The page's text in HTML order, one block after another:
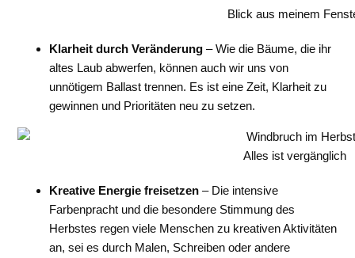
Blick aus meinem
Klarheit durch Veränderung – Wie die Bäume, die ihr
altes Laub abwerfen, können auch wir uns von
unnötigem Ballast trennen. Es ist eine Zeit, Klarheit zu
gewinnen und Prioritäten neu zu setzen.
Alles ist vergänglich
Kreative Energie freisetzen– Die intensive
Farbenpracht und die besondere Stimmung des
Herbstes regen viele Menschen zu kreativen Aktivitäten
an, sei es durch Malen, Schreiben oder andere